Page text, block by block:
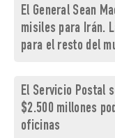
El General Sean
misiles para Irán.
para el resto del
El Servicio Postal
$2.500 millones
oficinas